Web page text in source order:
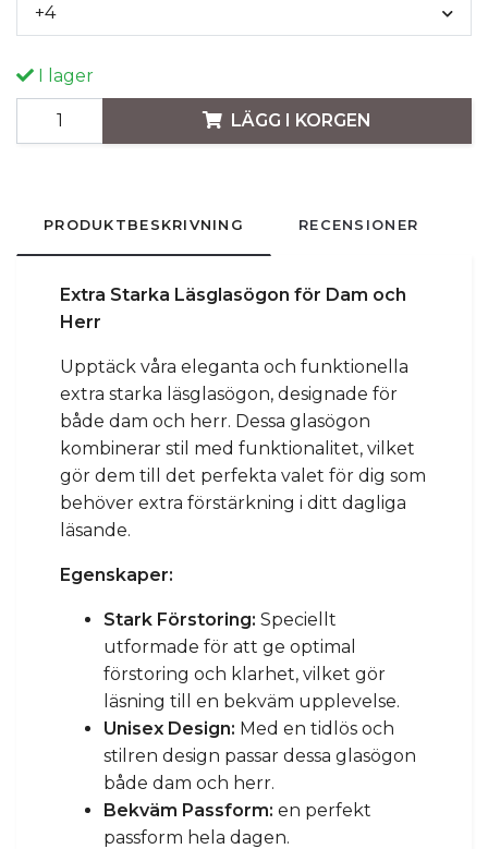
+4
I lager
LÄGG I KORGEN
PRODUKTBESKRIVNING RECENSIONER
Extra Starka Läsglasögon för Dam och
Herr
Upptäck våra eleganta och funktionella
extra starka läsglasögon, designade för
både dam och herr. Dessa glasögon
kombinerar stil med funktionalitet, vilket
gör dem till det perfekta valet för dig som
behöver extra förstärkning i ditt dagliga
läsande.
Egenskaper:
Stark Förstoring: Speciellt
utformade för att ge optimal
förstoring och klarhet, vilket gör
läsning till en bekväm upplevelse.
Unisex Design: Med en tidlös och
stilren design passar dessa glasögon
både dam och herr.
Bekväm Passform: en perfekt
passform hela dagen.